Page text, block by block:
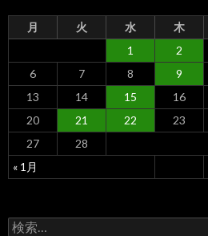
月 火 水 木
« 1月
1 2
6
7 8 9
13
14 15 16
20
21 22 23
27
28
検